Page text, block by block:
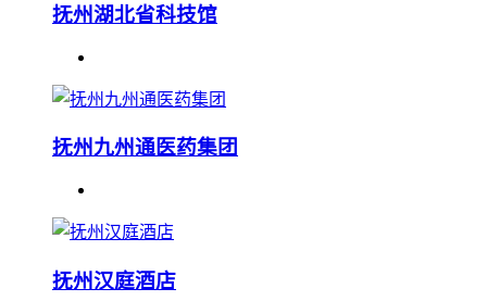
抚州湖北省科技馆
抚州九州通医药集团
抚州汉庭酒店